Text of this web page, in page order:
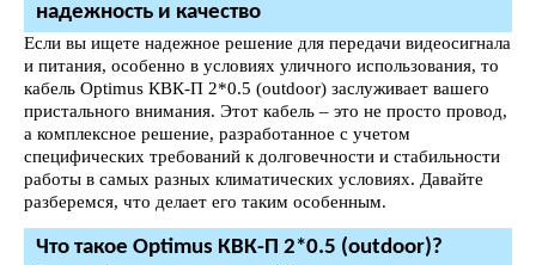
надежность и качество
Если вы ищете надежное решение для передачи видеосигнала
и питания, особенно в условиях уличного использования, то
кабель Optimus КВК-П 2*0.5 (outdoor) заслуживает вашего
пристального внимания. Этот кабель – это не просто провод,
а комплексное решение, разработанное с учетом
специфических требований к долговечности и стабильности
работы в самых разных климатических условиях. Давайте
разберемся, что делает его таким особенным.
Что такое Optimus КВК-П 2*0.5 (outdoor)?